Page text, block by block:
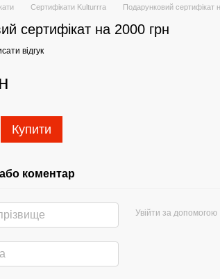
Сертифікати Kulturrra Подарунковий сертифікат
сертифікат на 2000 грн
відгук
Купити
коментар
Увійти за допомогою